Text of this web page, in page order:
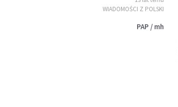
WIADOMOŚCI Z POLSKI
PAP / mh